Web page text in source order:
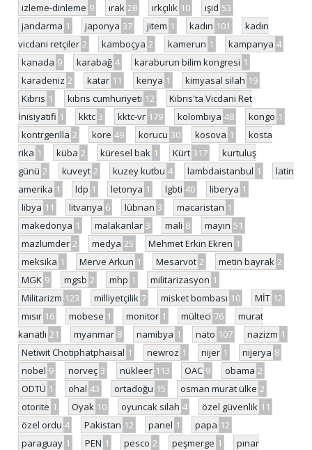
izleme-dinleme 9 ırak 28 ırkçılık 10 ışid 53
jandarma 1 japonya 37 jitem 1 kadın 101
kadın
vicdani retçiler 2 kamboçya 2 kamerun 1 kampanya 4
kanada 9 karabağ 4 karaburun bilim kongresi 1
karadeniz 2 katar 11 kenya 1 kimyasal silah 19
Kıbrıs 1 kıbrıs cumhuriyeti 12
Kıbrıs'ta Vicdani Ret
İnisiyatifi 1 kktc 3 kktc-vr 179 kolombiya 48 kongo 1
kontrgerilla 2 kore 49 korucu 30 kosova 1
kosta
rika 1 küba 2 küresel bak 1 Kürt 317
kurtuluş
günü 2 kuveyt 2 kuzey kutbu 4 lambdaistanbul 1
latin
amerika 1 ldp 1 letonya 1 lgbti 40 liberya 1
libya 11 litvanya 6 lübnan 3 macaristan 1
makedonya 1 malakanlar 3 mali 8 mayın 51
mazlumder 2 medya 25 Mehmet Erkin Ekren 1
meksika 1 Merve Arkun 1 Mesarvot 2 metin bayrak 2
MGK 9 mgsb 2 mhp 1 militarizasyon 1
Militarizm 123 milliyetçilik 7 misket bombası 10 MİT 12
mısır 16 mobese 1 monitor 1 mülteci 76
murat
kanatlı 21 myanmar 8 namibya 1 nato 107 nazizm 1
Netiwit Chotiphatphaisal 1 newroz 1 nijer 1 nijerya 8
nobel 9 norveç 3 nükleer 113 OAC 9 obama 2
ODTÜ 1 ohal 43 ortadoğu 15 osman murat ülke 2
otorite 1 Oyak 10 oyuncak silah 4 özel güvenlik 11
özel ordu 4 Pakistan 12 panel 1 papa 12
paraguay 1 PEN 1 pesco 2 peşmerge 1
pınar